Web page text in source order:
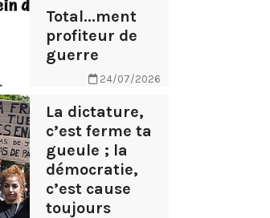
Total...ment
profiteur de
guerre
24/07/2026
La dictature,
c’est ferme ta
gueule ; la
démocratie,
c’est cause
toujours